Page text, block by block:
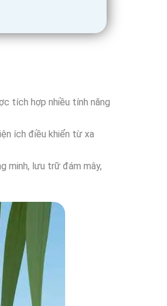
tích hợp nhiều tính năng
ích điều khiển từ xa
minh, lưu trữ đám mây,